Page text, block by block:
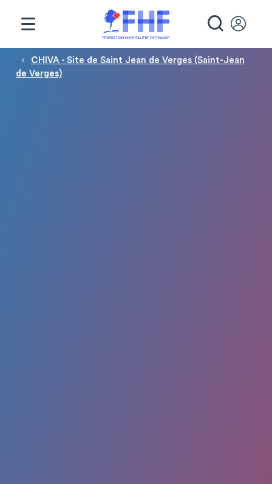
Fil d'Ariane
CHIVA - Site de Saint Jean de Verges (Saint-Jean
de Verges)
Panneau de gestion des cookies